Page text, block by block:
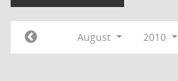
August 2010